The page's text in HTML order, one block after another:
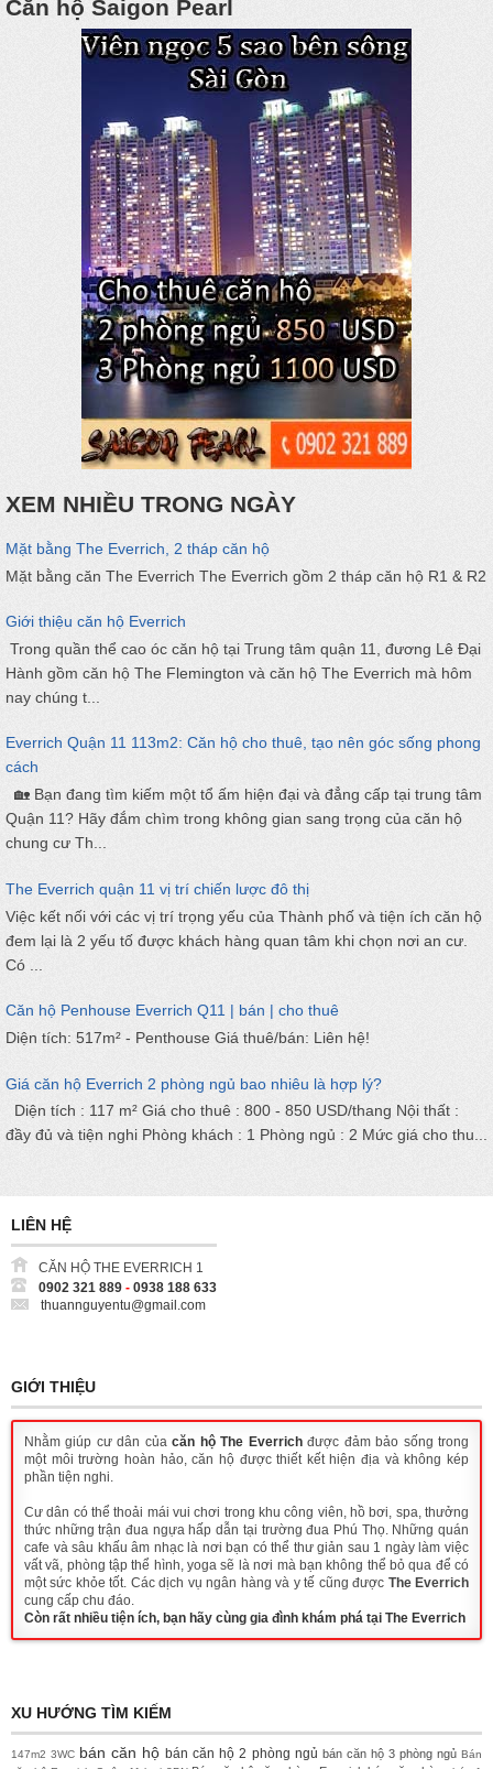
Căn hộ Saigon Pearl
XEM NHIỀU TRONG NGÀY
Mặt bằng The Everrich, 2 tháp căn hộ
Mặt bằng căn The Everrich The Everrich gồm 2 tháp căn hộ R1 & R2
Giới thiệu căn hộ Everrich
Trong quần thể cao óc căn hộ tại Trung tâm quận 11, đương Lê Đại
Hành gồm căn hộ The Flemington và căn hộ The Everrich mà hôm
nay chúng t...
Everrich Quận 11 113m2: Căn hộ cho thuê, tạo nên góc sống phong
cách
🏡 Bạn đang tìm kiếm một tổ ấm hiện đại và đẳng cấp tại trung tâm
Quận 11? Hãy đắm chìm trong không gian sang trọng của căn hộ
chung cư Th...
The Everrich quận 11 vị trí chiến lược đô thị
Việc kết nối với các vị trí trọng yếu của Thành phố và tiện ích căn hộ
đem lại là 2 yếu tố được khách hàng quan tâm khi chọn nơi an cư.
Có ...
Căn hộ Penhouse Everrich Q11 | bán | cho thuê
Diện tích: 517m² - Penthouse Giá thuê/bán: Liên hệ!
Giá căn hộ Everrich 2 phòng ngủ bao nhiêu là hợp lý?
Diện tích : 117 m² Giá cho thuê : 800 - 850 USD/thang Nội thất :
đầy đủ và tiện nghi Phòng khách : 1 Phòng ngủ : 2 Mức giá cho thu...
LIÊN HỆ
CĂN HỘ THE EVERRICH 1
0902 321 889 - 0938 188 633
thuannguyentu@gmail.com
GIỚI THIỆU
Nhằm giúp cư dân củacăn hộ The Everrichđược đảm bảo sống trong
một môi trường hoàn hảo, căn hộ được thiết kết hiện địa và không kép
phần tiện nghi.
Cư dân có thể thoải mái vui chơi trong khu công viên, hồ bơi, spa, thưởng
thức những trận đua ngựa hấp dẫn tại trường đua Phú Thọ. Những quán
cafe và sâu khấu âm nhạc là nơi bạn có thể thư giản sau 1 ngày làm việc
vất vã, phòng tập thể hình, yoga sẽ là nơi mà bạn không thể bỏ qua để có
một sức khỏe tốt. Các dịch vụ ngân hàng và y tế cũng được The Everrich
cung cấp chu đáo.
Còn rất nhiều tiện ích, bạn hãy cùng gia đình khám phá tại The Everrich
XU HƯỚNG TÌM KIẾM
147m2 3WC bán căn hộ bán căn hộ 2 phòng ngủ bán căn hộ 3 phòng ngủ Bán